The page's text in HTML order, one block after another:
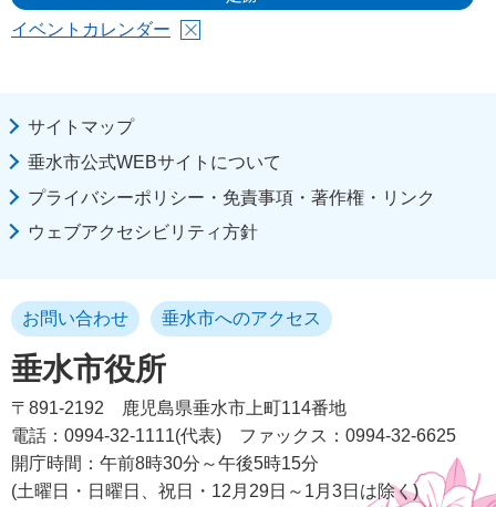
イベントカレンダー
サイトマップ
垂水市公式WEBサイトについて
プライバシーポリシー・免責事項・著作権・リンク
ウェブアクセシビリティ方針
垂水市役所
お問い合わせ 垂水市へのアクセス
〒891-2192
鹿児島県垂水市上町114番地
電話：0994-32-1111(代表)
ファックス：0994-32-6625
開庁時間：午前8時30分～午後5時15分
(土曜日・日曜日、祝日・12月29日～1月3日は除く)